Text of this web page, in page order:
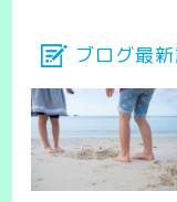
ブログ最